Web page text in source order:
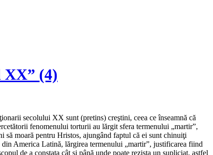
XX” (4)
secolului XX sunt (pretins) creştini, ceea ce înseamnă că
fenomenului torturii au lărgit sfera termenului „martir”,
moară pentru Hristos, ajungând faptul că ei sunt chinuiţi
America Latină, lărgirea termenului „martir”, justificarea fiind
de a constata cât şi până unde poate rezista un supliciat, astfel